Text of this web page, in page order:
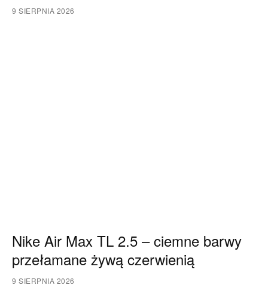
9 SIERPNIA 2026
Nike Air Max TL 2.5 – ciemne barwy
przełamane żywą czerwienią
9 SIERPNIA 2026